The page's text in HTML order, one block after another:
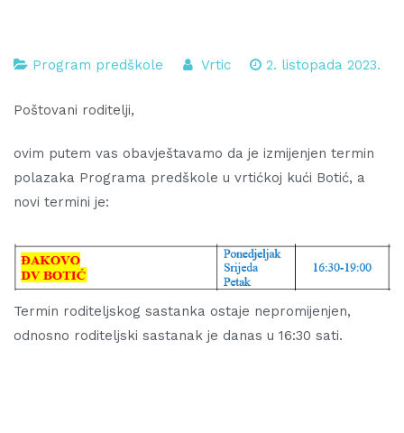
Program predškole Vrtic 2. listopada 2023.
Poštovani roditelji,
ovim putem vas obavještavamo da je izmijenjen termin
polazaka Programa predškole u vrtićkoj kući Botić, a
novi termini je:
Termin roditeljskog sastanka ostaje nepromijenjen,
odnosno roditeljski sastanak je danas u 16:30 sati.